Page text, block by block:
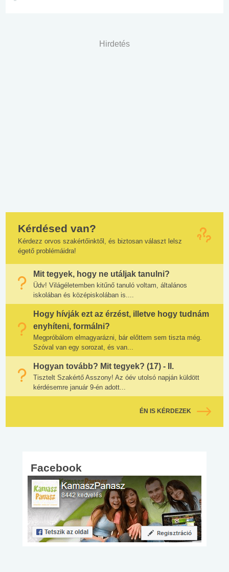
Hirdetés
Kérdésed van?
Kérdezz orvos szakértőinktől, és biztosan választ lelsz
égető problémáidra!
Mit tegyek, hogy ne utáljak tanulni?
Üdv! Világéletemben kitűnő tanuló voltam, általános
iskolában és középiskolában is....
Hogy hívják ezt az érzést, illetve hogy tudnám
enyhíteni, formálni?
Megpróbálom elmagyarázni, bár előttem sem tiszta még.
Szóval van egy sorozat, és van...
Hogyan tovább? Mit tegyek? (17) - II.
Tisztelt Szakértő Asszony! Az óév utolsó napján küldött
kérdésemre január 9-én adott...
ÉN IS KÉRDEZEK
Facebook